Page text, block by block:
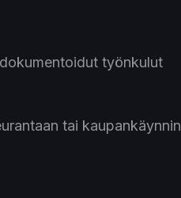
työnkulut
tai kaupankäynnin